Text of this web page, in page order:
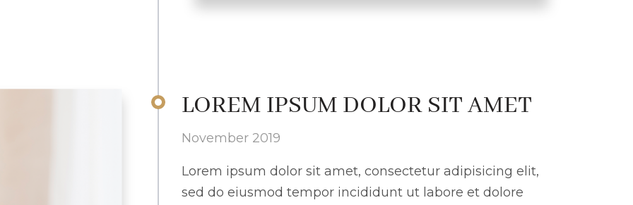
LOREM IPSUM DOLOR SIT AMET
November 2019
Lorem ipsum dolor sit amet, consectetur adipisicing elit,
sed do eiusmod tempor incididunt ut labore et dolore